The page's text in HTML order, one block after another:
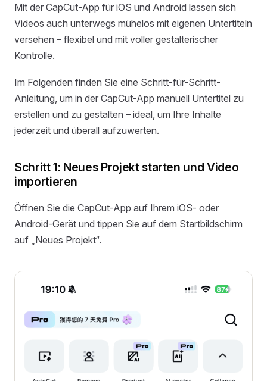
Mit der CapCut-App für iOS und Android lassen sich
Videos auch unterwegs mühelos mit eigenen Untertiteln
versehen – flexibel und mit voller gestalterischer
Kontrolle.
Im Folgenden finden Sie eine Schritt-für-Schritt-
Anleitung, um in der CapCut-App manuell Untertitel zu
erstellen und zu gestalten – ideal, um Ihre Inhalte
jederzeit und überall aufzuwerten.
Schritt 1: Neues Projekt starten und Video
importieren
Öffnen Sie die CapCut-App auf Ihrem iOS- oder
Android-Gerät und tippen Sie auf dem Startbildschirm
auf „Neues Projekt“.